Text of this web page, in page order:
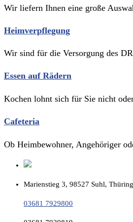
Wir liefern Ihnen eine große
Heimverpflegung
Wir sind für die Versorgung des
Essen auf Rädern
Kochen lohnt sich für Sie nicht
Cafeteria
Ob Heimbewohner, Angehöriger
Marienstieg 3, 98527 Suhl,
03681 7929800